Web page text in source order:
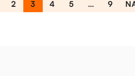
2 3 4 5 … 9